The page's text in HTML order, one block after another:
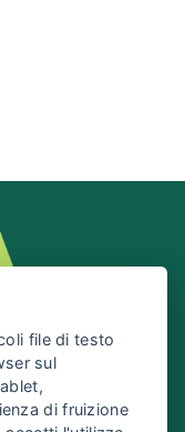
file di testo
sul
di fruizione